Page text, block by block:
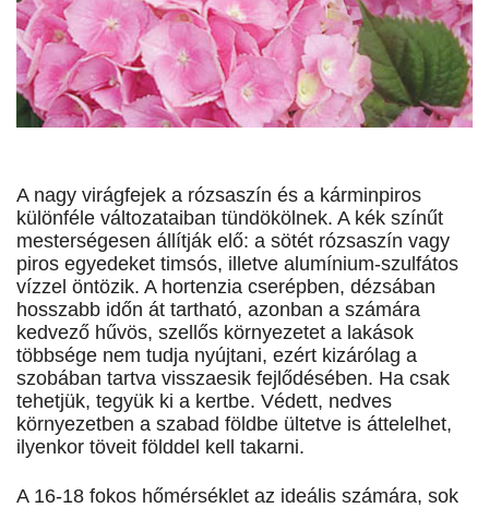
A nagy virágfejek a rózsaszín és a kárminpiros
különféle változataiban tündökölnek. A kék színűt
mesterségesen állítják elő: a sötét rózsaszín vagy
piros egyedeket timsós, illetve alumínium-szulfátos
vízzel öntözik. A hortenzia cserépben, dézsában
hosszabb időn át tartható, azonban a számára
kedvező hűvös, szellős környezetet a lakások
többsége nem tudja nyújtani, ezért kizárólag a
szobában tartva visszaesik fejlődésében. Ha csak
tehetjük, tegyük ki a kertbe. Védett, nedves
környezetben a szabad földbe ültetve is áttelelhet,
ilyenkor töveit földdel kell takarni.
A 16-18 fokos hőmérséklet az ideális számára, sok